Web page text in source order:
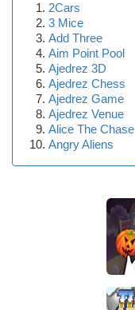
2Cars
3 Mice
Add Three
Aim Point Pool
Ajedrez 3D
Ajedrez Chess
Ajedrez Game
Ajedrez Venue
Alice The Chase
Angry Aliens